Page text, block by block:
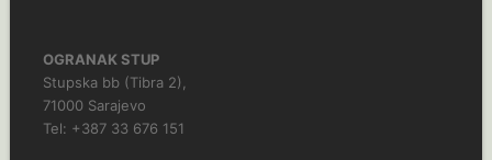
OGRANAK STUP
Stupska bb (Tibra 2),
71000 Sarajevo
Tel: +387 33 676 151